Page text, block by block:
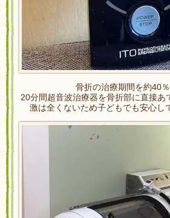
骨折の治療期間を約40％
20分間超音波治療器を骨折部に直接あ
激は全くないため子どもでも安心し